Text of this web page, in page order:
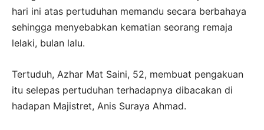
hari ini atas pertuduhan memandu secara berbahaya
sehingga menyebabkan kematian seorang remaja
lelaki, bulan lalu.
Tertuduh, Azhar Mat Saini, 52, membuat pengakuan
itu selepas pertuduhan terhadapnya dibacakan di
hadapan Majistret, Anis Suraya Ahmad.